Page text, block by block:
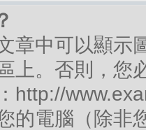
章中可以顯示
上。否則，您
http://
的電腦（除非